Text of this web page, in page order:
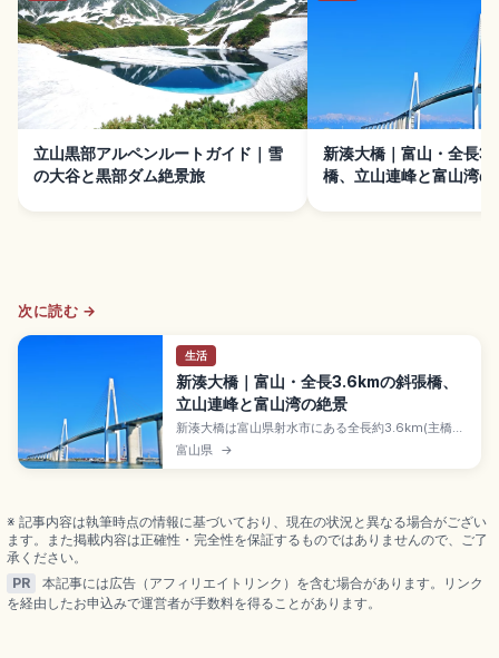
立山黒部アルペンルートガイド｜雪
の大谷と黒部ダム絶景旅
新湊大橋｜富山・全長
橋、立山連峰と富山湾の
次に読む →
生活
新湊大橋｜富山・全長3.6kmの斜張橋、
立山連峰と富山湾の絶景
新湊大橋は富山県射水市にある全長約3.6km(主橋梁
部約600m)の日本海側最大級の斜張橋で、2012年
開通。上層が車道、下層が全天候型の歩行者・自転
スをまとめました。
富山県 →
※ 記事内容は執筆時点の情報に基づいており、現在の状況と異なる場合がござい
ます。また掲載内容は正確性・完全性を保証するものではありませんので、ご了
承ください。
PR
本記事には広告（アフィリエイトリンク）を含む場合があります。リンク
を経由したお申込みで運営者が手数料を得ることがあります。